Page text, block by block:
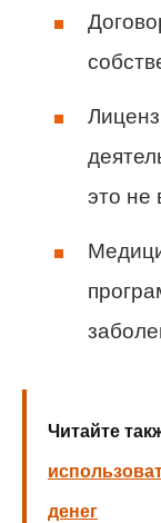
это не
Читайте
денег